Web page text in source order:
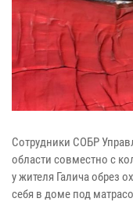
Сотрудники СОБР
области совместно с
у жителя Галича обрез
себя в доме под